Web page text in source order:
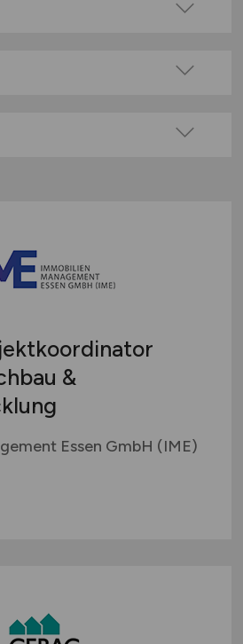
/ Hybrid
möglich
/ Minijob
&
Essen GmbH (IME)